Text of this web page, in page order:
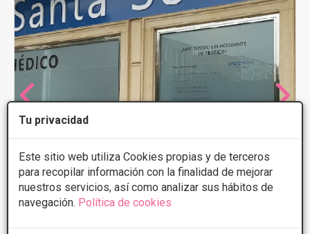
Tu privacidad
Este sitio web utiliza Cookies propias y de terceros
para recopilar información con la finalidad de mejorar
nuestros servicios, así como analizar sus hábitos de
navegación. Política de cookies